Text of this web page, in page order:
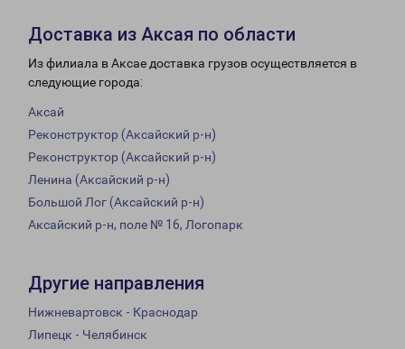
Доставка из Аксая по области
Из филиала в Аксае доставка грузов осуществляется в
следующие города:
Аксай
Реконструктор (Аксайский р-н)
Реконструктор (Аксайский р-н)
Ленина (Аксайский р-н)
Большой Лог (Аксайский р-н)
Аксайский р-н, поле № 16, Логопарк
Другие направления
Нижневартовск - Краснодар
Липецк - Челябинск